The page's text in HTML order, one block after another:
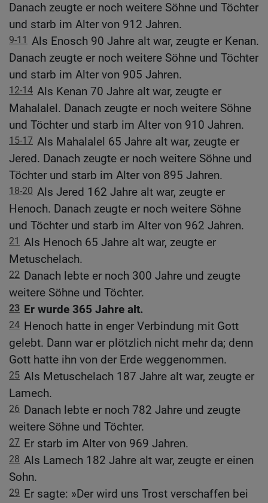
Danach zeugte er noch weitere Söhne und Töchter
und starb im Alter von 912 Jahren.
9-11 Als Enosch 90 Jahre alt war, zeugte er Kenan.
Danach zeugte er noch weitere Söhne und Töchter
und starb im Alter von 905 Jahren.
12-14 Als Kenan 70 Jahre alt war, zeugte er
Mahalalel. Danach zeugte er noch weitere Söhne
und Töchter und starb im Alter von 910 Jahren.
15-17 Als Mahalalel 65 Jahre alt war, zeugte er
Jered. Danach zeugte er noch weitere Söhne und
Töchter und starb im Alter von 895 Jahren.
18-20 Als Jered 162 Jahre alt war, zeugte er
Henoch. Danach zeugte er noch weitere Söhne
und Töchter und starb im Alter von 962 Jahren.
21 Als Henoch 65 Jahre alt war, zeugte er
Metuschelach.
22 Danach lebte er noch 300 Jahre und zeugte
weitere Söhne und Töchter.
23 Er wurde 365 Jahre alt.
24 Henoch hatte in enger Verbindung mit Gott
gelebt. Dann war er plötzlich nicht mehr da; denn
Gott hatte ihn von der Erde weggenommen.
25 Als Metuschelach 187 Jahre alt war, zeugte er
Lamech.
26 Danach lebte er noch 782 Jahre und zeugte
weitere Söhne und Töchter.
27 Er starb im Alter von 969 Jahren.
28 Als Lamech 182 Jahre alt war, zeugte er einen
Sohn.
29 Er sagte: »Der wird uns Trost verschaffen bei